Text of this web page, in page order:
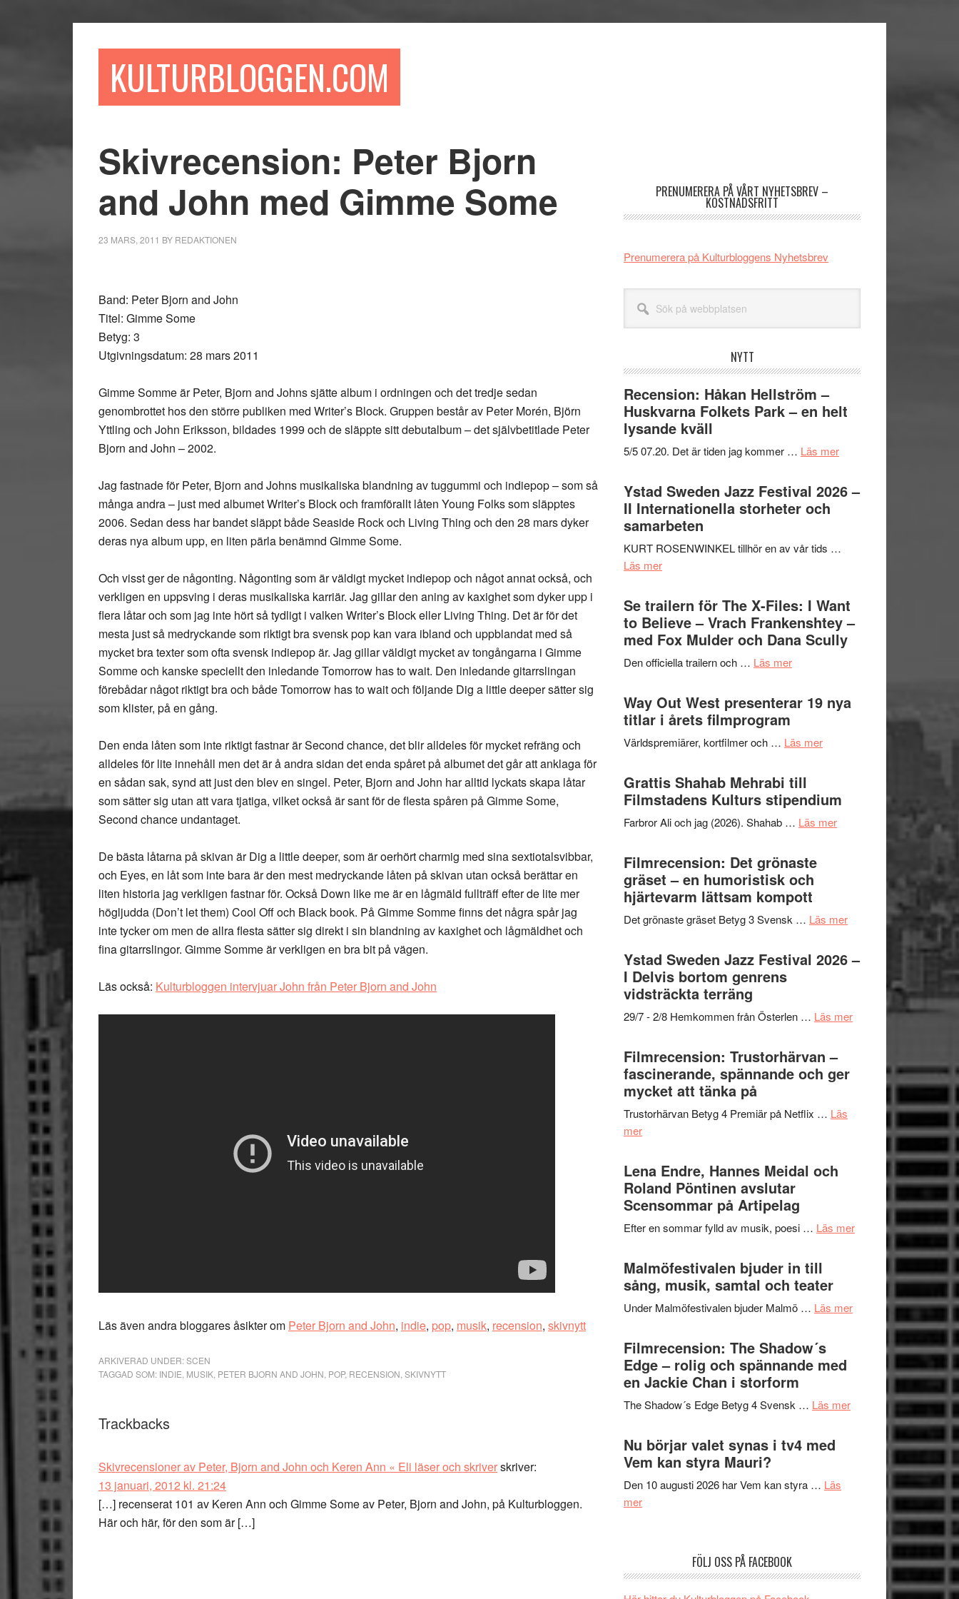
KULTURBLOGGEN.COM
Skivrecension: Peter Bjorn
and John med Gimme Some
23 MARS, 2011 BY REDAKTIONEN
Band: Peter Bjorn and John
Titel: Gimme Some
Betyg: 3
Utgivningsdatum: 28 mars 2011
Gimme Somme är Peter, Bjorn and Johns sjätte album i ordningen och det tredje sedan
genombrottet hos den större publiken med Writer’s Block. Gruppen består av Peter Morén, Björn
Yttling och John Eriksson, bildades 1999 och de släppte sitt debutalbum – det självbetitlade Peter
Bjorn and John – 2002.
Jag fastnade för Peter, Bjorn and Johns musikaliska blandning av tuggummi och indiepop – som så
många andra – just med albumet Writer’s Block och framförallt låten Young Folks som släpptes
2006. Sedan dess har bandet släppt både Seaside Rock och Living Thing och den 28 mars dyker
deras nya album upp, en liten pärla benämnd Gimme Some.
Och visst ger de någonting. Någonting som är väldigt mycket indiepop och något annat också, och
verkligen en uppsving i deras musikaliska karriär. Jag gillar den aning av kaxighet som dyker upp i
flera låtar och som jag inte hört så tydligt i valken Writer’s Block eller Living Thing. Det är för det
mesta just så medryckande som riktigt bra svensk pop kan vara ibland och uppblandat med så
mycket bra texter som ofta svensk indiepop är. Jag gillar väldigt mycket av tongångarna i Gimme
Somme och kanske speciellt den inledande Tomorrow has to wait. Den inledande gitarrslingan
förebådar något riktigt bra och både Tomorrow has to wait och följande Dig a little deeper sätter sig
som klister, på en gång.
Den enda låten som inte riktigt fastnar är Second chance, det blir alldeles för mycket refräng och
alldeles för lite innehåll men det är å andra sidan det enda spåret på albumet det går att anklaga för
en sådan sak, synd att just den blev en singel. Peter, Bjorn and John har alltid lyckats skapa låtar
som sätter sig utan att vara tjatiga, vilket också är sant för de flesta spåren på Gimme Some,
Second chance undantaget.
De bästa låtarna på skivan är Dig a little deeper, som är oerhört charmig med sina sextiotalsvibbar,
och Eyes, en låt som inte bara är den mest medryckande låten på skivan utan också berättar en
liten historia jag verkligen fastnar för. Också Down like me är en lågmäld fullträff efter de lite mer
högljudda (Don’t let them) Cool Off och Black book. På Gimme Somme finns det några spår jag
inte tycker om men de allra flesta sätter sig direkt i sin blandning av kaxighet och lågmäldhet och
fina gitarrslingor. Gimme Somme är verkligen en bra bit på vägen.
Läs också: Kulturbloggen intervjuar John från Peter Bjorn and John
Läs även andra bloggares åsikter om Peter Bjorn and John, indie, pop, musik, recension, skivnytt
ARKIVERAD UNDER:SCEN
TAGGAD SOM: INDIE MUSIK PETER BJORN AND JOHN POP, RECENSION SKIVNYTT
Läsarkommentarer
Trackbacks
Skivrecensioner av Peter, Bjorn and John och Keren Ann « Eli läser och skriverskriver:
13 januari, 2012 kl. 21:24
[…] recenserat 101 av Keren Ann och Gimme Some av Peter, Bjorn and John, på Kulturbloggen.
Här och här, för den som är […]
PRENUMERERA PÅ VÅRT NYHETSBREV –
KOSTNADSFRITT
Prenumerera på Kulturbloggens Nyhetsbrev
webbplatsen
NYTT
Recension: Håkan Hellström –
Huskvarna Folkets Park – en helt
lysande kväll
5/5 07.20. Det är tiden jag kommer … Läs merom
Håkan
Hellström
Folkets
en
helt
lysande
Ystad Sweden Jazz Festival 2026 –
II Internationella storheter och
samarbeten
KURT ROSENWINKEL tillhör en av vår tids …
Läs merom
Sweden
Jazz
Festival
2026
–
Internationella
storheter
och
samarbeten
Se trailern för The X-Files: I Want
to Believe – Vrach Frankenshtey –
med Fox Mulder och Dana Scully
Den officiella trailern och … Läs merom
trailern
för
X-
I
Want
to
Believe
Vrach
Frankenshtey
–
med
Mulder
och
Way Out West presenterar 19 nya
titlar i årets filmprogram
Världspremiärer, kortfilmer och … Läs merom
presenterar
19
Grattis Shahab Mehrabi till
Filmstadens Kulturs stipendium
Farbror Ali och jag (2026). Shahab … Läs merom
Kulturs
Filmrecension: Det grönaste
gräset – en humoristisk och
hjärtevarm lättsam kompott
Det grönaste gräset Betyg 3 Svensk … Läs merom
en
hjärtevarm
Ystad Sweden Jazz Festival 2026 –
I Delvis bortom genrens
vidsträckta terräng
29/7 - 2/8 Hemkommen från Österlen … Läs merom
Festival
genrens
vidsträckta
Filmrecension: Trustorhärvan –
fascinerande, spännande och ger
mycket att tänka på
Trustorhärvan Betyg 4 Premiär på Netflix … Läs
merom
Trustorhärvan
–
fascinerande,
spännande
och
mycket
att
tänka
Lena Endre, Hannes Meidal och
Roland Pöntinen avslutar
Scensommar på Artipelag
Efter en sommar fylld av musik, poesi … Läs merom
Hannes
Roland
Pöntinen
Scensommar
Artipelag
Malmöfestivalen bjuder in till
sång, musik, samtal och teater
Under Malmöfestivalen bjuder Malmö … Läs merom
Malmöfestivalen
Filmrecension: The Shadow´s
Edge – rolig och spännande med
en Jackie Chan i storform
The Shadow´s Edge Betyg 4 Svensk … Läs merom
Filmrecension:
spännande
med
Nu börjar valet synas i tv4 med
Vem kan styra Mauri?
Den 10 augusti 2026 har Vem kan styra … Läs
merom
FÖLJ OSS PÅ FACEBOOK